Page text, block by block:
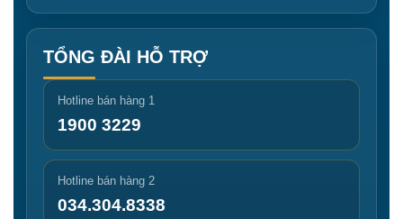
TỔNG ĐÀI HỖ TRỢ
Hotline bán hàng 1
1900 3229
Hotline bán hàng 2
034.304.8338